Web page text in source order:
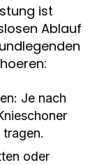
ist
Ablauf
Je nach
oder